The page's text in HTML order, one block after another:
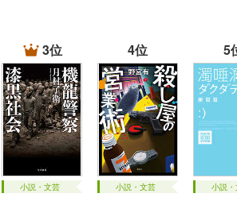
3位
小説・文芸
4位
小説・文芸
5
小説